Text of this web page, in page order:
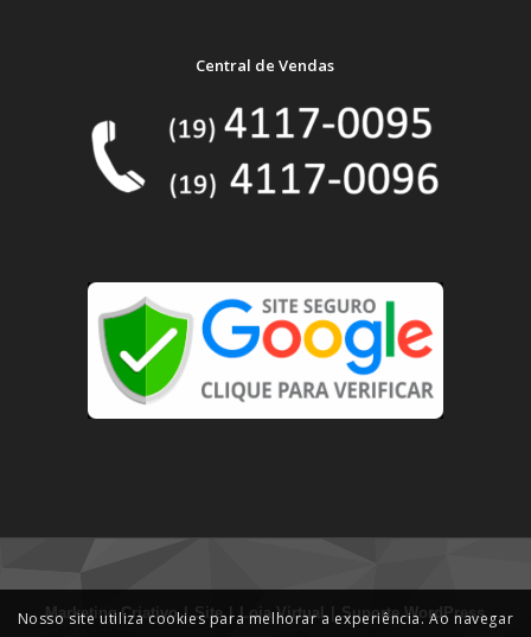
Central de Vendas
Marketing Criativo |Site|Loja Virtual|Suporte WordPress
Nosso site utiliza cookies para melhorar a experiência. Ao navegar